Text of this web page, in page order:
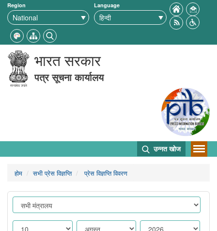
Region Language
भारत सरकार
पत्र सूचना कार्यालय
उन्नत खोज
होम सभी प्रेस विज्ञप्ति प्रेस विज्ञप्ति विवरण